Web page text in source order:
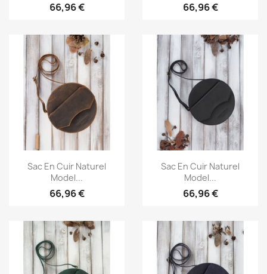
66,96 € 66,96 €
Aperçu rapide
Sac En Cuir Naturel
Model...
66,96 €
Aperçu rapide
Sac En Cuir Naturel
Model...
66,96 €